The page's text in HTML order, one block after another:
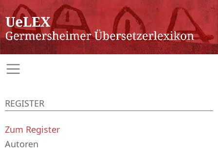
REGISTER
Zum Register
Autoren